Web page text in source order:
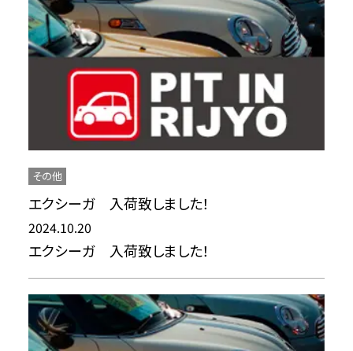
その他
エクシーガ 入荷致しました！
2024.10.20
エクシーガ 入荷致しました！